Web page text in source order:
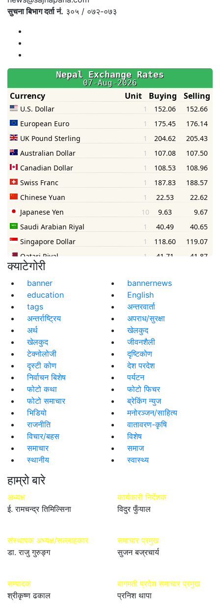
सुचना बिभाग दर्ता नं. ३०५ / ०७२-०७३
क्याटेगोरी
banner
bannernews
education
English
tags
अन्तरवार्ता
अन्तर्राष्ट्रिय
अपराध/सुरक्षा
अर्थ
खेलकुद
खेलकुद
जीवनशैली
टेक्नोलोजी
दृष्टिकोण
दृस्टी कोण
देश परदेश
निर्वाचन बिशेष
पर्यटन
फोटो कथा
फोटो फिचर
फोटो समाचार
ब्रेकिंग न्युज
भिडियो
मनोरञ्जन/साहित्य
राजनीति
वातावरण-कृषि
विचार/बहस
विशेष
समाचार
समाज
स्थानीय
स्वास्थ्य
हाम्रो बारे
अध्यक्ष
ई. रामचन्द्र तिमिल्सिना
संस्थापक अध्यक्ष/सल्लाहकार
डा. राजु गुरुङ्ग
सम्पादक
श्रीकृष्ण ढकाल
कार्यकारी निर्देशक
विदुर फुँयाल
समाचार प्रमुख
सुजन बज्रचार्य
बागमती प्रदेश समाचार प्रमुख
प्रनिश थापा